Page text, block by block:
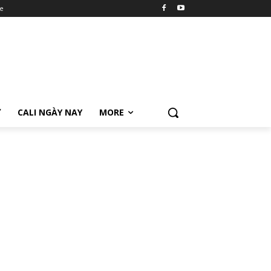
CALI NGÀY NAY MORE